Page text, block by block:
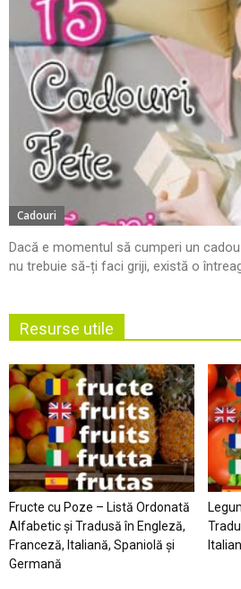
Cadouri
Dacă e momentul să cumperi un
nu trebuie să-ți faci griji, există o
Resurse utile
Fructe cu Poze – Listă Ordonată
Alfabetic şi Tradusă în Engleză,
Franceză, Italiană, Spaniolă şi
Germană